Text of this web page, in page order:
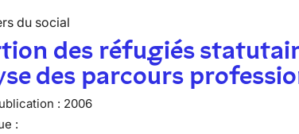
du social
des réfugiés
des parcours
: 2006
: